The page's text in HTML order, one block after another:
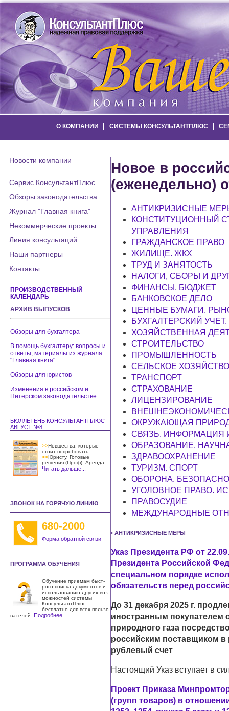
О КОМПАНИИ СИСТЕМЫ КОНСУЛЬТАНТПЛЮС
Новости компании
Сервис КонсультантПлюс
Обзоры законодательства
Журнал "Главная книга"
Некоммерческие проекты
Линия консультаций
Наши партнеры
Контакты
ПРОИЗВОДСТВЕННЫЙ
КАЛЕНДАРЬ
АРХИВ ВЫПУСКОВ
Обзоры для бухгалтера
В помощь бухгалтеру: вопросы и
ответы, материалы из журнала
"Главная книга"
Обзоры для юристов
Изменения в российском и
Питерском законодательстве
БЮЛЛЕТЕНЬ КОНСУЛЬТАНТПЛЮС
АВГУСТ №8
>>Новшества, которые
стоит попробовать
>>Юристу. Готовые
решения (Проф). Аренда
Читать дальше...
ЗВОНОК НА ГОРЯЧУЮ ЛИНИЮ
680-2000
Форма обратной связи
ПРОГРАММА ОБУЧЕНИЯ
Обучение приемам быст­
рого поиска документов и
использо­ванию других воз­
можностей системы
КонсультантПлюс -
бесплатно для всех пользо­
вателей. Подробнее...
Новое в
(еженедельно)
АНТИКРИЗИСНЫЕ
КОНСТИТУЦИОННЫЙ
УПРАВЛЕНИЯ
ГРАЖДАНСКОЕ ПРАВО
ЖИЛИЩЕ. ЖКХ
ТРУД И ЗАНЯТОСТЬ
НАЛОГИ, СБОРЫ И
ФИНАНСЫ. БЮДЖЕТ
БАНКОВСКОЕ ДЕЛО
ЦЕННЫЕ БУМАГИ.
БУХГАЛТЕРСКИЙ
ХОЗЯЙСТВЕННАЯ
СТРОИТЕЛЬСТВО
ПРОМЫШЛЕННОСТЬ
СЕЛЬСКОЕ ХОЗЯЙСТВО
ТРАНСПОРТ
СТРАХОВАНИЕ
ЛИЦЕНЗИРОВАНИЕ
ОКРУЖАЮЩАЯ
СВЯЗЬ. ИНФОРМАЦИЯ
ОБРАЗОВАНИЕ.
ЗДРАВООХРАНЕНИЕ
ТУРИЗМ. СПОРТ
ОБОРОНА.
УГОЛОВНОЕ ПРАВО.
ПРАВОСУДИЕ
МЕЖДУНАРОДНЫЕ
• АНТИКРИЗИСНЫЕ МЕРЫ
Указ Президента РФ от
Президента Российской
специальном порядке
обязательств перед
До 31 декабря 2025 г.
иностранным покупателем
природного газа
российским поставщиком в
рублевый счет
Настоящий Указ вступает в
Проект Приказа
(групп товаров) в